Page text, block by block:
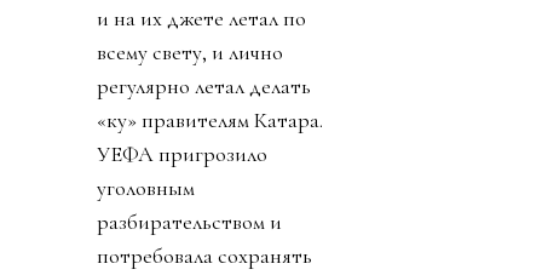
и на их джете летал по
всему свету, и лично
регулярно летал делать
«ку» правителям Катара.
УЕФА пригрозило
уголовным
разбирательством и
потребовала сохранять